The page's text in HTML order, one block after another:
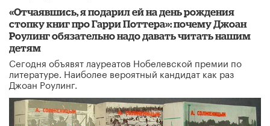
«Отчаявшись, я подарил ей на день рождения
стопку книг про Гарри Поттера»: почему Джоан
Роулинг обязательно надо давать читать нашим
детям
Сегодня объявят лауреатов Нобелевской премии по
литературе. Наиболее вероятный кандидат как раз
Джоан Роулинг.